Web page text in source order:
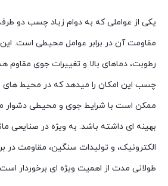
یکی از عواملی که به دوام زیاد چسب دو
مقاومت آن در برابر عوامل محیطی است. این
رطوبت، دماهای بالا و تغییرات جوی مقاوم
چسب این امکان را میدهد که در محیط های
ممکن است با شرایط جوی و محیطی دشوار
بهینه ای داشته باشد. به ویژه در صنایعی
الکترونیک، و تولیدات سنگین، مقاومت در
طولانی مدت از اهمیت ویژه ای برخوردار